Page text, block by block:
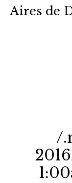
Aires de
/